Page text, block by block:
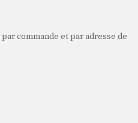
par commande et par adresse de